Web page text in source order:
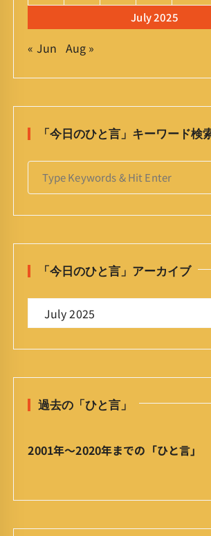
July 2025
« Jun Aug »
「今日のひと言」キーワード検
S
r
:
「今日のひと言」アーカイブ
ひ
言
ア
イ
July 2025
過去の「ひと言」
2001年〜2020年までの「ひと言」